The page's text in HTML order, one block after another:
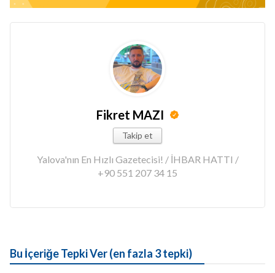
Fikret MAZI
Takip et
Yalova'nın En Hızlı Gazetecisi! / İHBAR HATTI /
+90 551 207 34 15
Bu İçeriğe Tepki Ver (en fazla 3 tepki)